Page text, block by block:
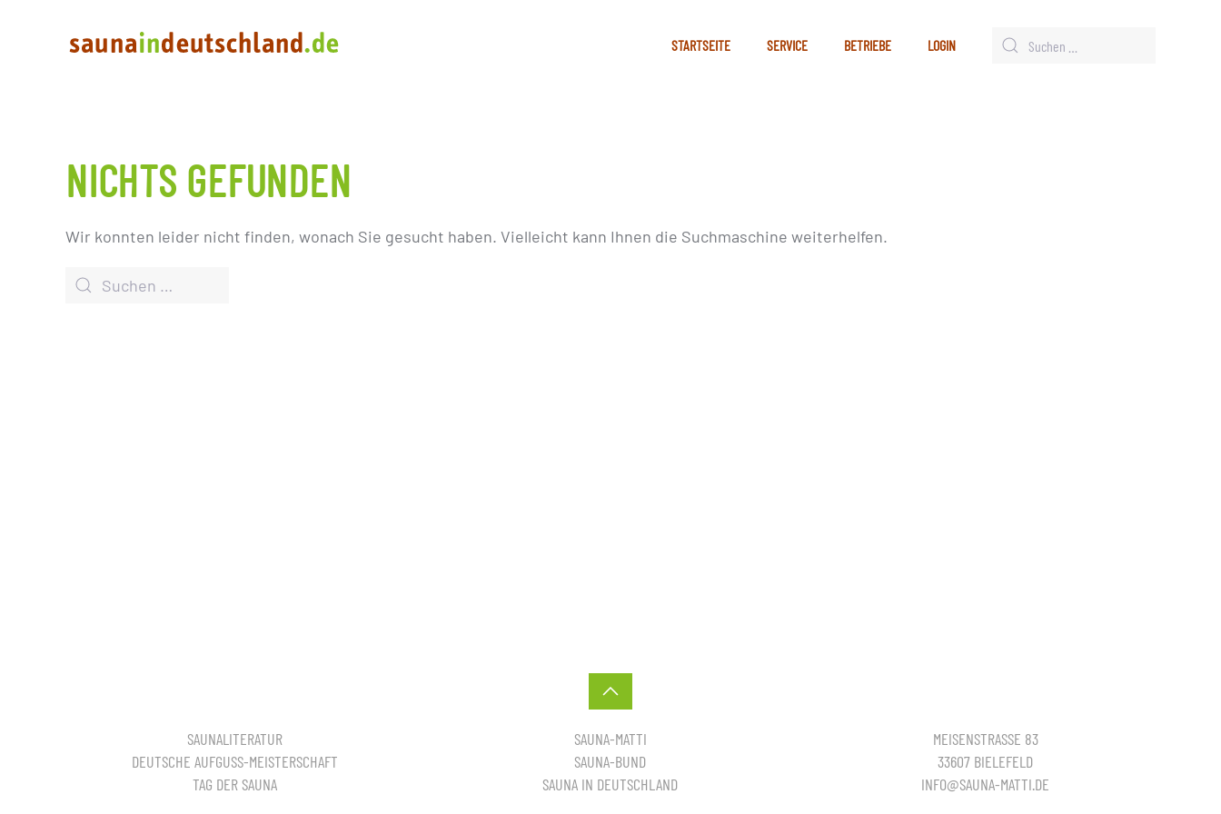
STARTSEITE SERVICE BETRIEBE LOGIN
NICHTS GEFUNDEN
Wir konnten leider nicht finden, wonach Sie gesucht haben. Vielleicht kann Ihnen die Suchmaschine weiterhelfen.
SAUNALITERATUR
DEUTSCHE AUFGUSS-MEISTERSCHAFT
TAG DER SAUNA
SAUNA-MATTI
SAUNA-BUND
SAUNA IN DEUTSCHLAND
MEISENSTRASSE 83
33607 BIELEFELD
INFO@SAUNA-MATTI.DE